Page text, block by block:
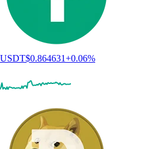
USDT$0.864631+0.06%